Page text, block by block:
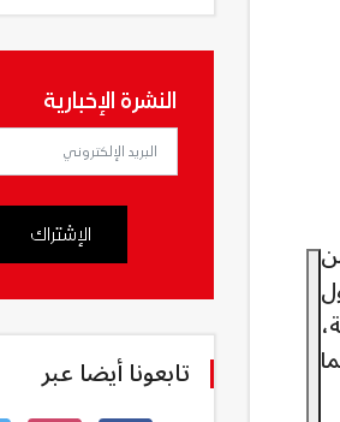
نوعًا، بما
النشرة الإخبارية
الإشتراك
تابعونا أيضا عبر